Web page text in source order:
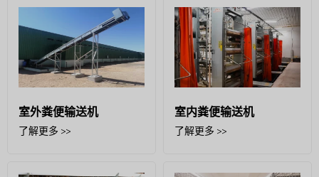
室外粪便输送机
了解更多 >>
室内粪便输送机
了解更多 >>